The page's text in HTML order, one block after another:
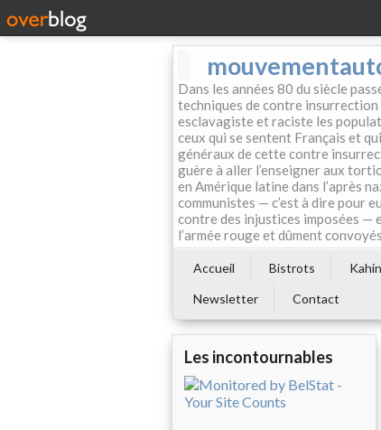
Dans les années 80 du siècle
techniques de contre
esclavagiste et raciste les
ceux qui se sentent Français et
généraux de cette contre
guère à aller l’enseigner aux
en Amérique latine dans l’après
communistes — c’est à dire pour
contre des injustices imposées —
l’armée rouge et dûment
Accueil Bistrots
Newsletter
Contact
Les incontournables